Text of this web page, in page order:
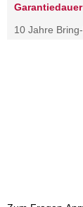
Garantiedauer
10 Jahre